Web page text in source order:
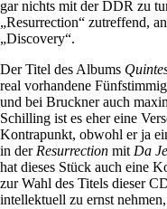
gar nichts mit der DDR zu
„Resurrection“ zutreffend,
„Discovery“.
Der Titel des Albums
real vorhandene
und bei Bruckner auch
Schilling ist es eher eine
Kontrapunkt, obwohl er ja
in der Resurrection mit Da
hat dieses Stück auch eine
zur Wahl des Titels dieser
intellektuell zu ernst